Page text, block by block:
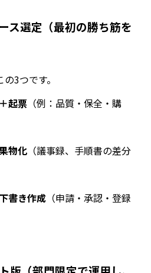
ス選定（最初の勝ち筋を
の3つです。
起票 （例：品質・保全・購
物化 （議事録、手順書の差分
書き作成 （申請・承認・登録